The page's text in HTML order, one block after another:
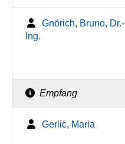
Gnörich, Bruno, Dr.-
Ing.
Empfang
Gerlic, Maria